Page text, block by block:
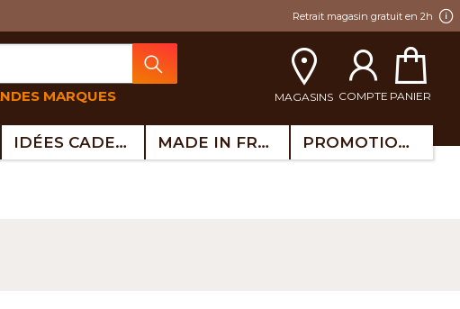
Retrait magasin gratuit en 2h
MARQUES MAGASINS COMPTE PANIER
IDÉES CADEAUX MADE IN FRANCE PROMOTIONS